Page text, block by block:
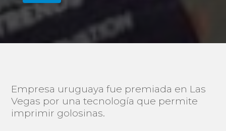
Empresa uruguaya fue premiada en Las
Vegas por una tecnología que permite
imprimir golosinas.